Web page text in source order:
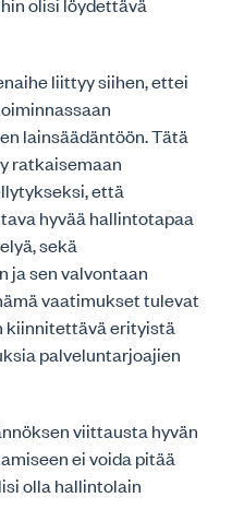
liittyy siihen, ettei
lainsäädäntöön. Tätä
ratkaisemaan
että
hyvää hallintotapaa
sekä
ja sen valvontaan
vaatimukset tulevat
kiinnitettävä erityistä
palveluntarjoajien
viittausta hyvän
ei voida pitää
olla hallintolain